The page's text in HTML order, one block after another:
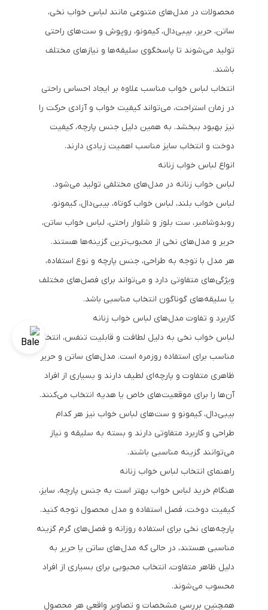
محصولات در مدل‌های متنوعی مانند لباس خواب نخی،
ساتن، حریر، بیبی‌دال، کیمونو، روپوش و ست‌های راحتی
تولید می‌شوند تا پاسخگوی سلیقه‌ها و نیازهای مختلف
باشند.
انتخاب لباس خواب مناسب علاوه بر ایجاد احساس راحتی
در زمان استراحت، می‌تواند کیفیت خواب و آزادی حرکت را
نیز بهبود ببخشد. به همین دلیل جنس پارچه، کیفیت
دوخت و انتخاب سایز مناسب اهمیت زیادی دارند.
انواع لباس خواب زنانه
لباس خواب زنانه در مدل‌های مختلفی تولید می‌شود.
لباس خواب بلند، لباس خواب کوتاه، بیبی‌دال، کیمونو،
روبدوشامبر، ست بلوز و شلوار راحتی، لباس خواب ساتن،
حریر و مدل‌های نخی از محبوب‌ترین گزینه‌ها هستند.
هر مدل با توجه به طراحی، جنس پارچه و نوع استفاده،
ویژگی‌های متفاوتی دارد و می‌تواند برای فصل‌های مختلف
یا سلیقه‌های گوناگون انتخاب مناسبی باشد.
کاربرد و تفاوت مدل‌های لباس خواب زنانه
لباس خواب نخی به دلیل لطافت و قابلیت تنفس، انتخابی
مناسب برای استفاده روزمره است. مدل‌های ساتن و حریر
ظاهری متفاوت و پارچه‌ای لطیف دارند و بسیاری از افراد
آن‌ها را برای موقعیت‌های خاص یا هدیه انتخاب می‌کنند.
بیبی‌دال، کیمونو و ست‌های لباس خواب نیز هر کدام
طراحی و کاربرد متفاوتی دارند و بسته به سلیقه و نیاز
می‌توانند گزینه مناسبی باشند.
راهنمای انتخاب لباس خواب زنانه
هنگام خرید لباس خواب بهتر است به جنس پارچه، سایز،
کیفیت دوخت، فصل استفاده و مدل محصول توجه کنید.
پارچه‌های نخی برای استفاده روزانه و فصل‌های گرم گزینه
مناسبی هستند، در حالی که مدل‌های ساتن یا حریر به
دلیل ظاهر متفاوت، انتخاب محبوبی برای بسیاری از افراد
محسوب می‌شوند.
همچنین بررسی مشخصات و تصاویر واقعی هر محصول